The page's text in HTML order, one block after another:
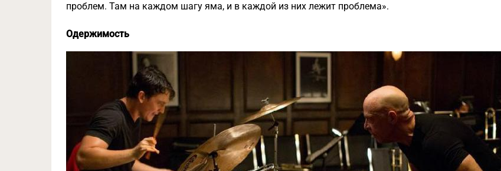
проблем. Там на каждом шагу яма, и в каждой из них лежит проблема».
Одержимость